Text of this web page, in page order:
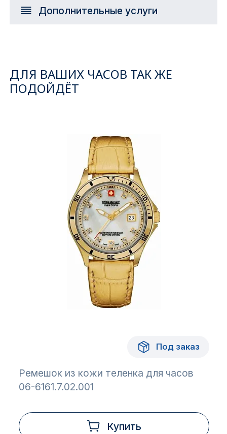
Дополнительные услуги
ДЛЯ ВАШИХ ЧАСОВ ТАК ЖЕ
ПОДОЙДЁТ
Под заказ
Ремешок из кожи теленка для часов
06-6161.7.02.001
Купить